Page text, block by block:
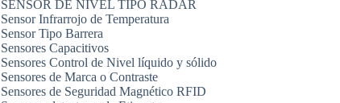
SENSOR DE NIVEL TIPO RADAR
Sensor Infrarrojo de Temperatura
Sensor Tipo Barrera
Sensores Capacitivos
Sensores Control de Nivel líquido y sólido
Sensores de Marca o Contraste
Sensores de Seguridad Magnético RFID